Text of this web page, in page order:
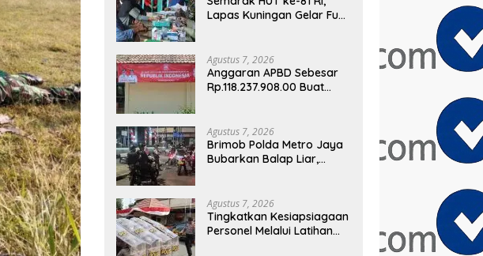
Lapas Kuningan Gelar Fun
hingga Bakti Sosial
Agustus 7, 2026
Anggaran APBD Sebesar
Rp.118.237.908.00 Buat
Masuk Akal, Harus
Dipertanggungjawabkan
Secara Terbuka!
Agustus 7, 2026
Brimob Polda Metro Jaya
Bubarkan Balap Liar,
Timur
Agustus 7, 2026
Tingkatkan Kesiapsiagaan
Personel Melalui Latihan